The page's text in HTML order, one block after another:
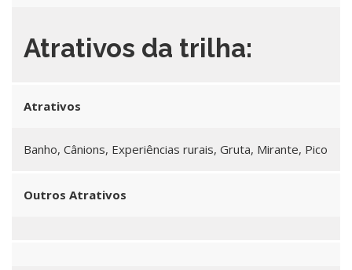
Atrativos da trilha:
Atrativos
Banho, Cânions, Experiências rurais, Gruta, Mirante, Pico
Outros Atrativos